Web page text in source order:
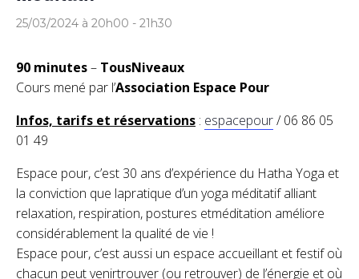
25/03/2024 à 20h00 - 21h30
90 minutes– TousNiveaux
Cours mené par l’Association Espace Pour
Infos, tarifs et réservations : espacepour/ 06 86 05
01 49
Espace pour, c’est 30 ans d’expérience du Hatha Yoga et
la conviction que lapratique d’un yoga méditatif alliant
relaxation, respiration, postures etméditation améliore
considérablement la qualité de vie !
Espace pour, c’est aussi un espace accueillant et festif où
chacun peut venirtrouver (ou retrouver) de l’énergie et où